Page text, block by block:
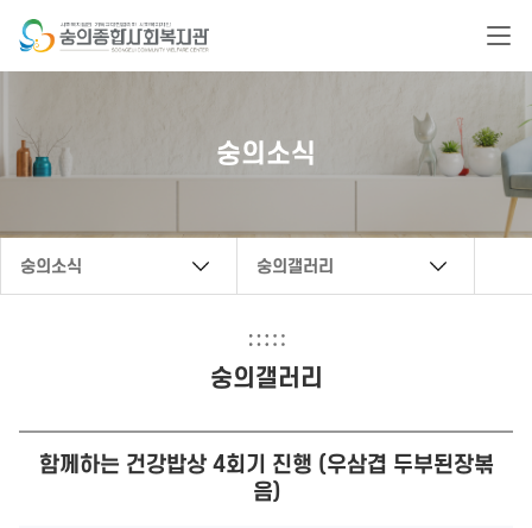
032-888-6222
숭의소식
숭의소식 숭의갤러리
숭의갤러리
함께하는 건강밥상 4회기 진행 (우삼겹 두부된장볶
음)